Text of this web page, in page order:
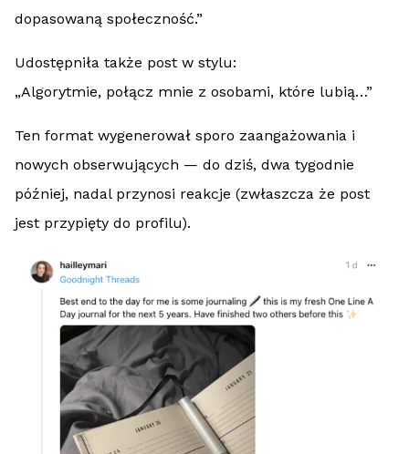
dopasowaną społeczność.”
Udostępniła także post w stylu:
„Algorytmie, połącz mnie z osobami, które lubią…”
Ten format wygenerował sporo zaangażowania i
nowych obserwujących — do dziś, dwa tygodnie
później, nadal przynosi reakcje (zwłaszcza że post
jest przypięty do profilu).